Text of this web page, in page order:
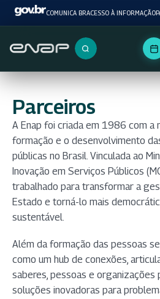
COMUNICA BRACESSO À INFORMAÇÃO
Buscar no portal
Parceiros
A Enap foi criada em 1986 com a
formação e o desenvolvimento
públicas no Brasil. Vinculada ao
Inovação em Serviços Públicos
trabalhado para transformar a
Estado e torná-lo mais
sustentável.
Além da formação das pessoas
como um hub de conexões,
saberes, pessoas e organizações
soluções inovadoras para